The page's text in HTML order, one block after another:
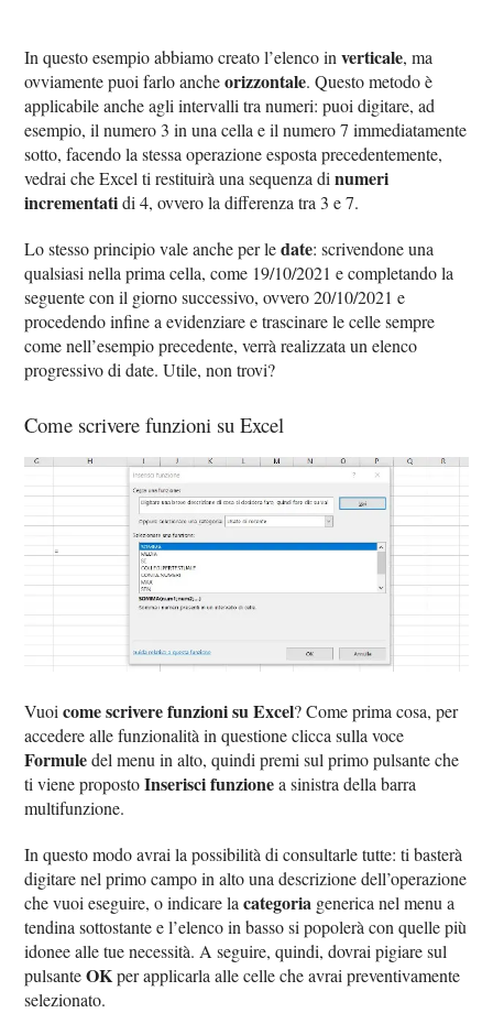
In questo esempio abbiamo creato l’elenco inverticale, ma
ovviamente puoi farlo ancheorizzontale. Questo metodo è
applicabile anche agli intervalli tra numeri: puoi digitare, ad
esempio, il numero 3 in una cella e il numero 7 immediatamente
sotto, facendo la stessa operazione esposta precedentemente,
vedrai che Excel ti restituirà una sequenza dinumeri
incrementatidi 4, ovvero la differenza tra 3 e 7.
Lo stesso principio vale anche per ledate: scrivendone una
qualsiasi nella prima cella, come 19/10/2021 e completando la
seguente con il giorno successivo, ovvero 20/10/2021 e
procedendo infine a evidenziare e trascinare le celle sempre
come nell’esempio precedente, verrà realizzata un elenco
progressivo di date. Utile, non trovi?
Come scrivere funzioni su Excel
Vuoicome scrivere funzioni su Excel? Come prima cosa, per
accedere alle funzionalità in questione clicca sulla voce
Formuledel menu in alto, quindi premi sul primo pulsante che
ti viene propostoInserisci funzionea sinistra della barra
multifunzione.
In questo modo avrai la possibilità di consultarle tutte: ti basterà
digitare nel primo campo in alto una descrizione dell’operazione
che vuoi eseguire, o indicare lacategoria generica nel menu a
tendina sottostante e l’elenco in basso si popolerà con quelle più
idonee alle tue necessità. A seguire, quindi, dovrai pigiare sul
pulsanteOKper applicarla alle celle che avrai preventivamente
selezionato.